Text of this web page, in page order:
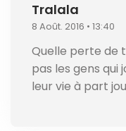
Tralala
8 Août. 2016 • 13:40
Quelle perte de
pas les gens qui
leur vie à part